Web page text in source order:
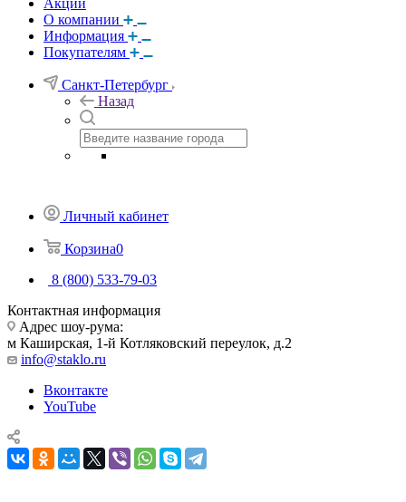
Акции
О компании
Информация
Покупателям
Санкт-Петербург
Назад
Личный кабинет
Корзина0
8 (800) 533-79-03
Контактная информация
Адрес шоу-рума:
м Каширская, 1-й Котляковский переулок, д.2
info@staklo.ru
Вконтакте
YouTube